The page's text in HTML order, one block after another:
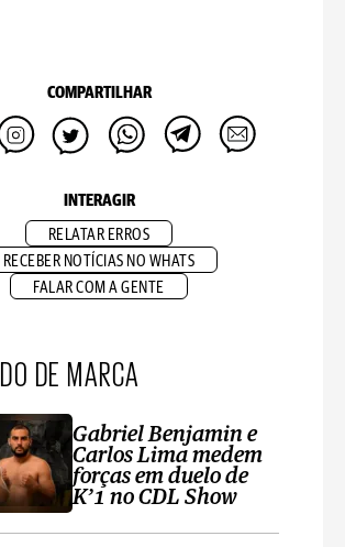
COMPARTILHAR
INTERAGIR
RELATAR ERROS
RECEBER NOTÍCIAS NO WHATS
FALAR COM A GENTE
DE MARCA
Gabriel Benjamin e
Carlos Lima medem
forças em duelo de
K’1 no CDL Show